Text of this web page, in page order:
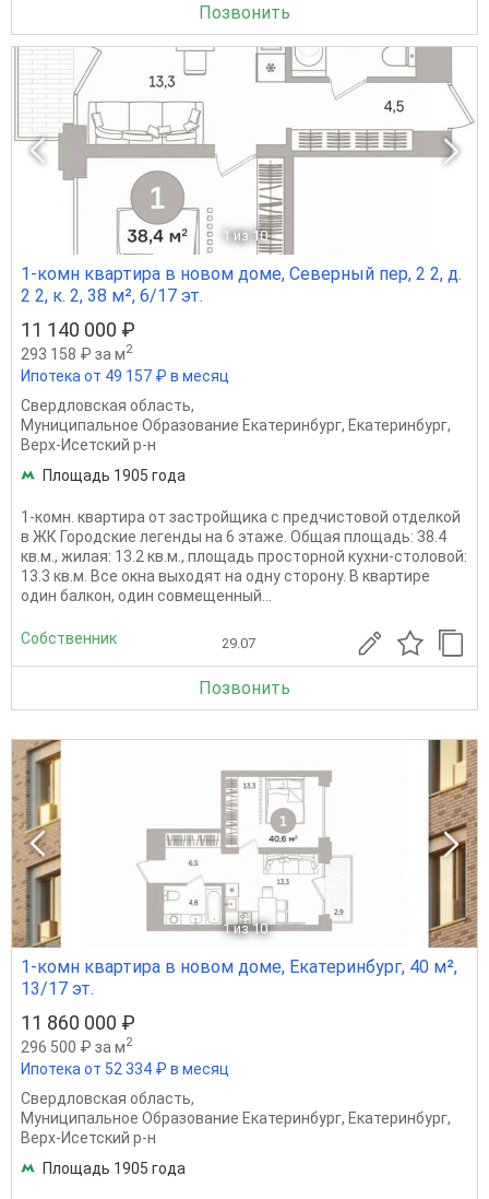
Позвонить
1 из 10
1-комн квартира в новом доме, Северный пер, 2 2, д.
2 2, к. 2, 38 м², 6/17 эт.
11 140 000 ₽
293 158 ₽ за м2
Ипотека от 49 157 ₽ в месяц
Свердловская область,
Муниципальное Образование Екатеринбург, Екатеринбург,
Верх-Исетский р-н
Площадь 1905 года
1-комн. квартира от застройщика с предчистовой отделкой
в ЖК Городские легенды на 6 этаже. Общая площадь: 38.4
кв.м., жилая: 13.2 кв.м., площадь просторной кухни-столовой:
13.3 кв.м. Все окна выходят на одну сторону. В квартире
один балкон, один совмещенный...
Собственник 29.07
Позвонить
1 из 10
1-комн квартира в новом доме, Екатеринбург, 40 м²,
13/17 эт.
11 860 000 ₽
296 500 ₽ за м2
Ипотека от 52 334 ₽ в месяц
Свердловская область,
Муниципальное Образование Екатеринбург, Екатеринбург,
Верх-Исетский р-н
Площадь 1905 года